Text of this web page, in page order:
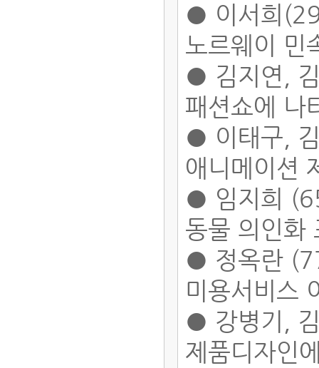
● 이서희
노르웨이 민
● 김지연,
패션쇼에 나
● 이태구,
애니메이션
● 임지희
동물 의인화
● 정옥란
미용서비스
● 강병기,
제품디자인